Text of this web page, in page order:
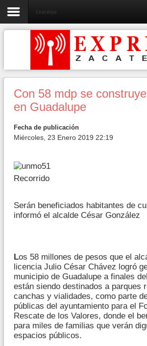
Guadalupe
Con 58 mdp se
en Guadalupe
Fecha de publicación
Miércoles, 23 Enero 2019 22:19
Recorrido
Serán beneficiados habitantes de
informó el alcalde César González
Los 58 millones de pesos que el
licencia Julio César Chávez logró
municipio de Guadalupe a finales
están siendo destinados a parques
canchas y vialidades, como parte
públicas del ayuntamiento para el
Rescate de los Valores, donde el
para miles de familias que verán
espacios públicos.